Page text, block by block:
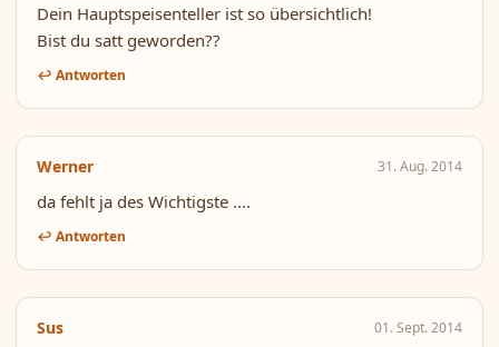
Dein Hauptspeisenteller ist so übersichtlich!
Bist du satt geworden??
↩ Antworten
Werner 31. Aug. 2014
da fehlt ja des Wichtigste ....
↩ Antworten
Sus 01. Sept. 2014